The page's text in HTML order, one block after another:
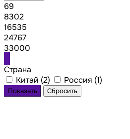
69
8302
16535
24767
33000
Страна
Китай (2) Россия (1)